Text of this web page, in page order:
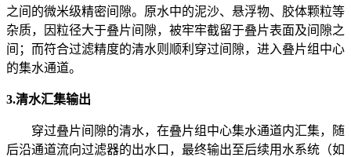
之间的微米级精密间隙。原水中的泥沙、悬浮物、胶体颗粒等
杂质，因粒径大于叠片间隙，被牢牢截留于叠片表面及间隙之
间；而符合过滤精度的清水则顺利穿过间隙，进入叠片组中心
的集水通道。
3.清水汇集输出
穿过叠片间隙的清水，在叠片组中心集水通道内汇集，随
后沿通道流向过滤器的出水口，最终输出至后续用水系统（如